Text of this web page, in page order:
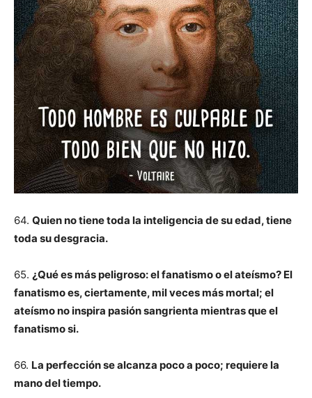
64. Quien no tiene toda la inteligencia de su edad, tiene
toda su desgracia.
65. ¿Qué es más peligroso: el fanatismo o el ateísmo? El
fanatismo es, ciertamente, mil veces más mortal; el
ateísmo no inspira pasión sangrienta mientras que el
fanatismo si.
66. La perfección se alcanza poco a poco; requiere la
mano del tiempo.